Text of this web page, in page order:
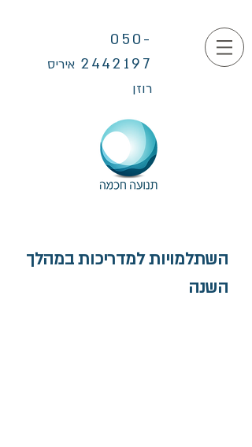
050-
2442197 איריס
רוזן
השתלמויות למדריכות במהלך
השנה